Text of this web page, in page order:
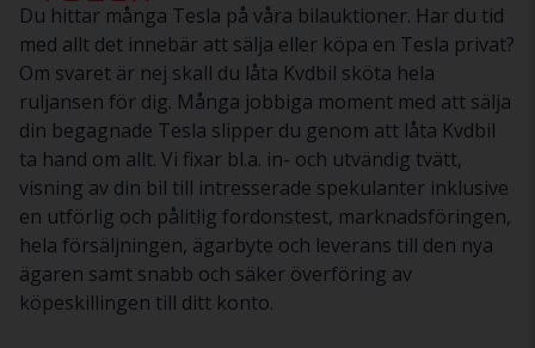
Du hittar många Tesla på våra bilauktioner. Har du tid
med allt det innebär att sälja eller köpa en Tesla privat?
Om svaret är nej skall du låta Kvdbil sköta hela
ruljansen för dig. Många jobbiga moment med att sälja
din begagnade Tesla slipper du genom att låta Kvdbil
ta hand om allt. Vi fixar bl.a. in- och utvändig tvätt,
visning av din bil till intresserade spekulanter inklusive
en utförlig och pålitlig fordonstest, marknadsföringen,
hela försäljningen, ägarbyte och leverans till den nya
ägaren samt snabb och säker överföring av
köpeskillingen till ditt konto.